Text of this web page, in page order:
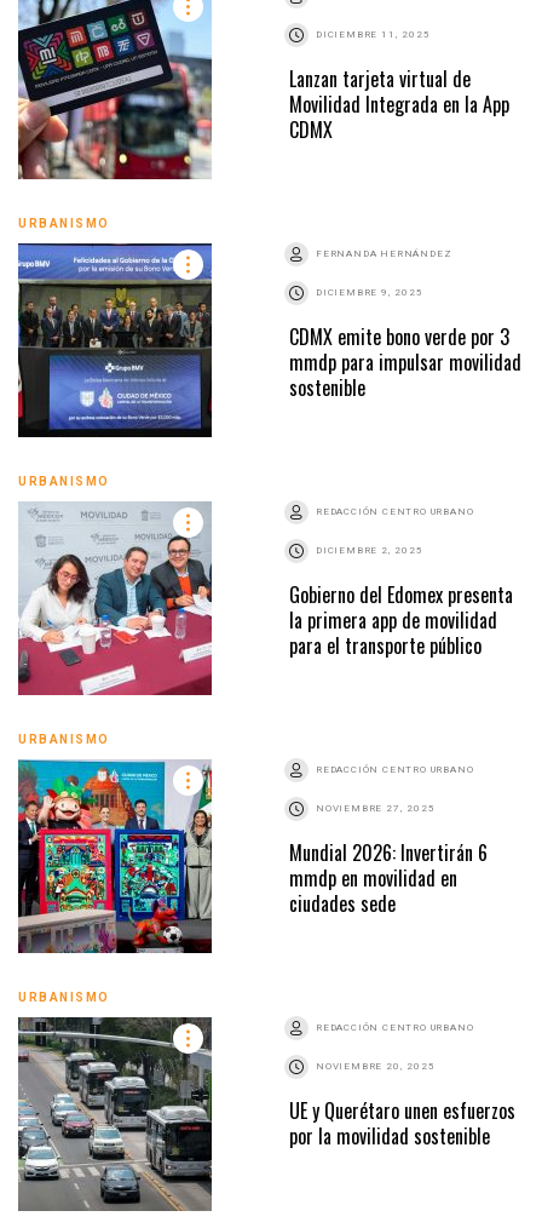
DICIEMBRE 11, 2025
Lanzan tarjeta virtual de
Movilidad Integrada en la App
CDMX
URBANISMO
FERNANDA HERNÁNDEZ
DICIEMBRE 9, 2025
CDMX emite bono verde por 3
mmdp para impulsar movilidad
sostenible
URBANISMO
REDACCIÓN CENTRO URBANO
DICIEMBRE 2, 2025
Gobierno del Edomex presenta
la primera app de movilidad
para el transporte público
URBANISMO
REDACCIÓN CENTRO URBANO
NOVIEMBRE 27, 2025
Mundial 2026: Invertirán 6
mmdp en movilidad en
ciudades sede
URBANISMO
REDACCIÓN CENTRO URBANO
NOVIEMBRE 20, 2025
UE y Querétaro unen esfuerzos
por la movilidad sostenible